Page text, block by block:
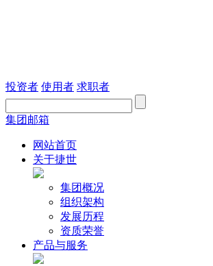
投资者 使用者 求职者
集团邮箱
网站首页
关于捷世
集团概况
组织架构
发展历程
资质荣誉
产品与服务